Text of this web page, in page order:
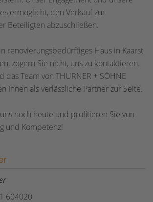
ermöglicht, den Verkauf zur
Beteiligten abzuschließen.
renovierungsbedürftiges Haus in Kaarst
zögern Sie nicht, uns zu kontaktieren.
das Team von THURNER + SÖHNE
Ihnen als verlässliche Partner zur Seite.
noch heute und profitieren Sie von
und Kompetenz!
604020